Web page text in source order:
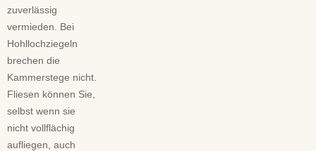
zuverlässig
vermieden. Bei
Hohllochziegeln
brechen die
Kammerstege nicht.
Fliesen können Sie,
selbst wenn sie
nicht vollflächig
aufliegen, auch